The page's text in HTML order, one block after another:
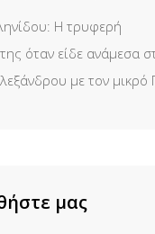
H τρυφερή
όταν είδε ανάμεσα
με τον μικρό
μας